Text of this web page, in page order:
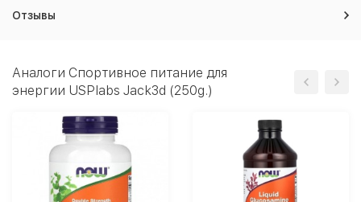
Отзывы
Аналоги Спортивное питание для
энергии USPlabs Jack3d (250g.)